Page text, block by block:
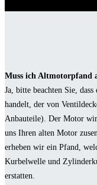
Muss ich Altmotorpfand
Ja, bitte beachten Sie,
handelt, der von
Anbauteile). Der Motor
uns Ihren alten Motor
erheben wir ein Pfand,
Kurbelwelle und
erstatten.